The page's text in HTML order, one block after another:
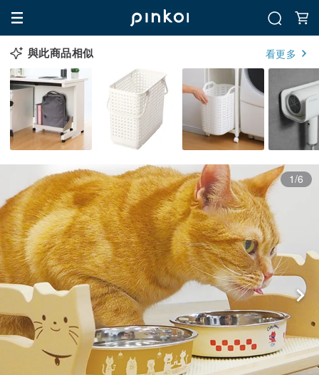
與此商品相似 看更多
1/6